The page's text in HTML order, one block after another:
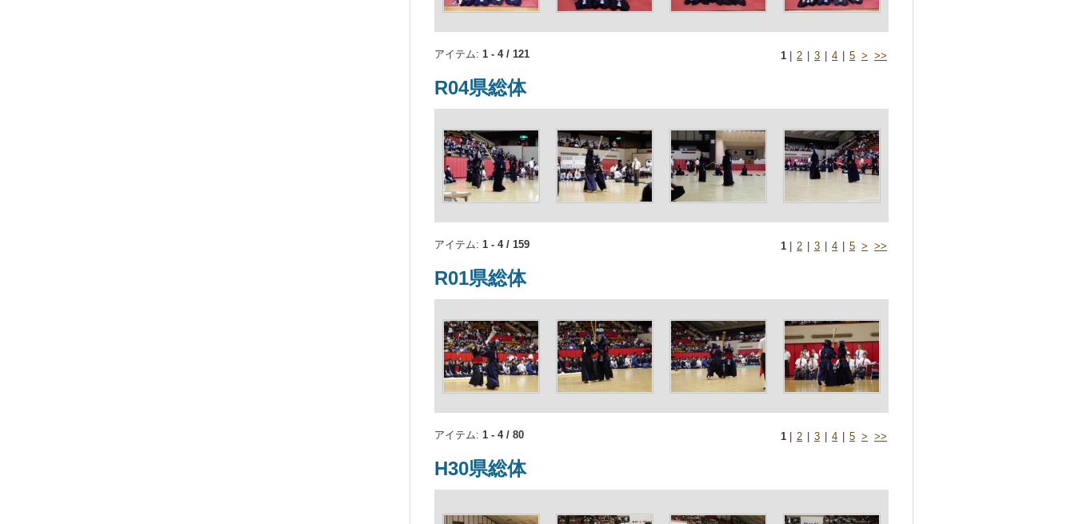
アイテム: 1 - 4 / 121 1 2 3 4 5 > >>
R04県総体
アイテム: 1 - 4 / 159 1 2 3 4 5 > >>
R01県総体
アイテム: 1 - 4 / 80 1 2 3 4 5 > >>
H30県総体